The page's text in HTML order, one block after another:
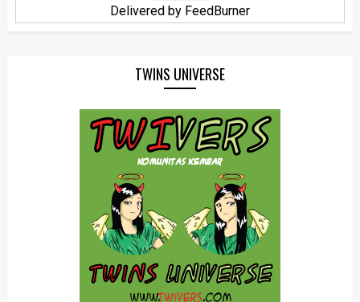
Delivered by FeedBurner
TWINS UNIVERSE